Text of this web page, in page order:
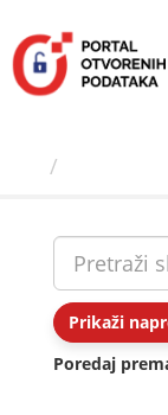
sadržaj
Prikaži
Poredaj